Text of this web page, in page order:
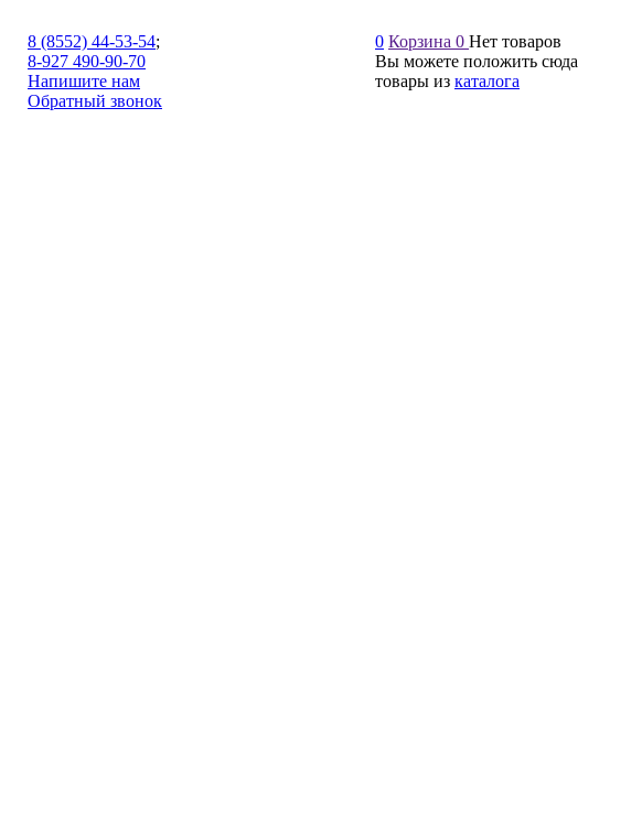
8 (8552) 44-53-54;
8-927 490-90-70
Напишите нам
Обратный звонок
0 Корзина 0 Нет товаров
Вы можете положить сюда
товары из каталога